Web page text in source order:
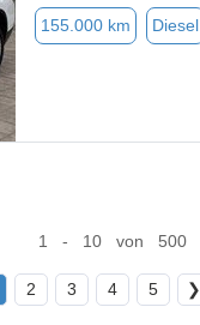
155.000 km Diesel
1 - 10 von 500
2 3 4 5 ❯